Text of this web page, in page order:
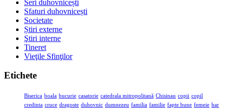
Seri duhovnicești
Sfaturi duhovnicești
Societate
Știri externe
Ştiri interne
Tineret
Vieţile Sfinţilor
Etichete
Biserica boala bucurie casatorie catedrala mitropolitană Chisinau copii copil
credinta cruce dragoste duhovnic dumnezeu familia familie fapte bune femeie har